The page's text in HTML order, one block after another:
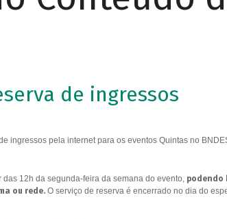
de ingressos
ingressos pela internet para os eventos Quintas no
12h da segunda-feira da semana do evento, podendo
ou rede.O serviço de reserva é encerrado no dia do